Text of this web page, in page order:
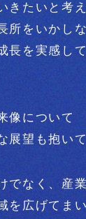
きたいと考
所をいかし
長を実感し
像について
展望も抱いて
でなく、産
を広げてまい